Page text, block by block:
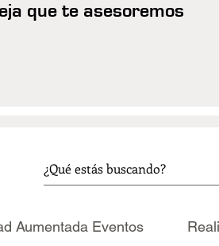
que te asesoremos
Aumentada Eventos